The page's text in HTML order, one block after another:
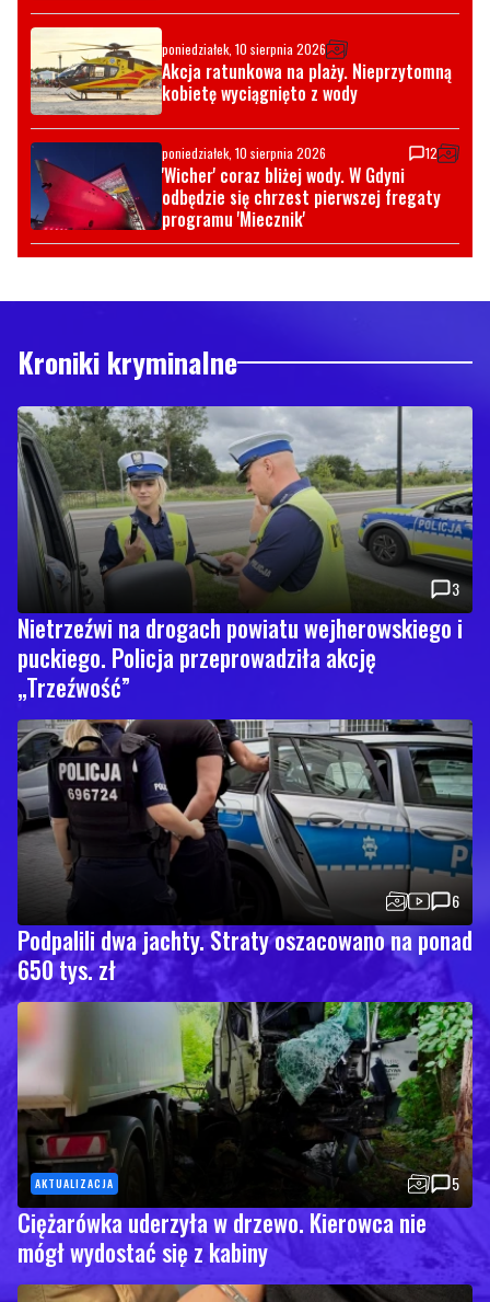
poniedziałek, 10 sierpnia 2026
Akcja ratunkowa na plaży. Nieprzytomną
kobietę wyciągnięto z wody
poniedziałek, 10 sierpnia 2026 12
'Wicher' coraz bliżej wody. W Gdyni
odbędzie się chrzest pierwszej fregaty
programu 'Miecznik'
Kroniki kryminalne
3
Nietrzeźwi na drogach powiatu wejherowskiego i
puckiego. Policja przeprowadziła akcję
„Trzeźwość”
6
Podpalili dwa jachty. Straty oszacowano na ponad
650 tys. zł
AKTUALIZACJA 5
Ciężarówka uderzyła w drzewo. Kierowca nie
mógł wydostać się z kabiny